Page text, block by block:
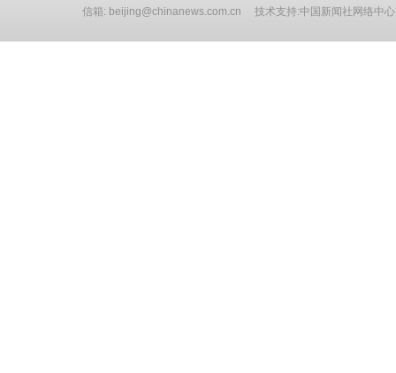
信箱: beijing@chinanews.com.cn 技术支持:中国新闻社网络中心